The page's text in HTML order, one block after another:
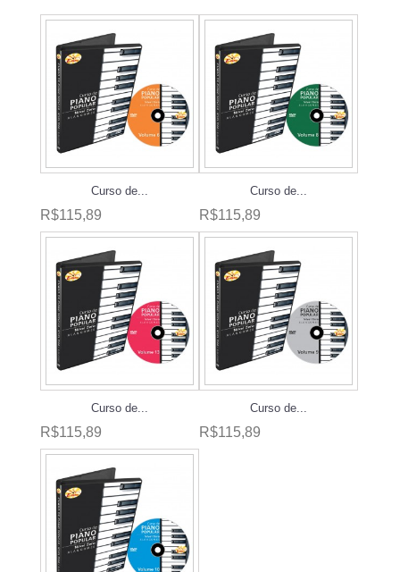
Curso de...
R$115,89
Curso de...
R$115,89
Curso de...
R$115,89
Curso de...
R$115,89